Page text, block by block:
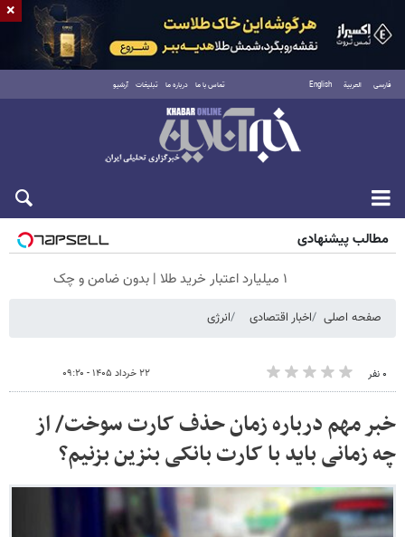
فارسی العربية English تماس با ما درباره ما تبلیغات آرشیو
پنجشنبه ۱۵ مرداد ۱۴۰۵
مطالب پیشنهادی
۱ میلیارد اعتبار خرید طلا | بدون ضامن و چک
صفحه اصلی اخبار اقتصادی انرژی
۰ نفر ۲۲ خرداد ۱۴۰۵ - ۰۹:۲۰
خبر مهم درباره زمان حذف کارت سوخت/ از
چه زمانی باید با کارت بانکی بنزین بزنیم؟
×